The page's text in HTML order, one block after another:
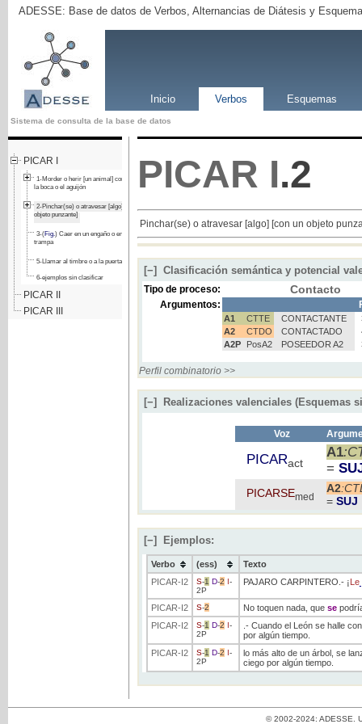
ADESSE: Base de datos de Verbos, Alternancias de Diátesis y
Inicio Verbos Esquemas
Sistema de consulta de la base de datos
PICAR I
1-Morder o herir [un animal] con el pico,
la boca o el aguijón
2-Pinchar(se) o atravesar [algo] [con un
objeto punzante]
3-(Fig. ) Caer en un engaño o en una
trampa
5-Llamar al timbre o a la puerta
6-ejemplos sin clasificar
PICAR II
PICAR III
PICAR I.2
Pinchar(se) o atravesar [algo] [con un objeto
[−] Clasificación semántica y potencial
Tipo de proceso: Contacto
Argumentos:
A1 CTTE CONTACTANTE
A2
CTDO CONTACTADO
A2P
PosA2 POSEEDOR A2
Perfil combinatorio >>
[−] Realizaciones valenciales (Esquemas
Voz
PICARact
A1
=
PICARSEmed
A2
= SUJ
[−] Ejemplos:
Verbo (ess)
Texto
PICAR-I2 S-1 D-2 I-
2P
PAJARO CARPINTERO.- ¡Le
PICAR-I2 S-2 No toquen nada, quese
PICAR-I2 S-1 D-2 I-
2P
.- Cuando el León se halle
por algún tiempo.
PICAR-I2 S-1 D-2 I-
2P
lo más alto de un árbol, se
ciego por algún tiempo.
© 2002-2024: ADESSE.